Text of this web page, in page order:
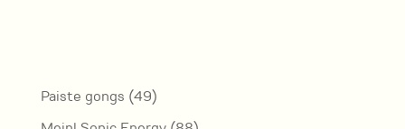
Paiste gongs 4949
prodotti